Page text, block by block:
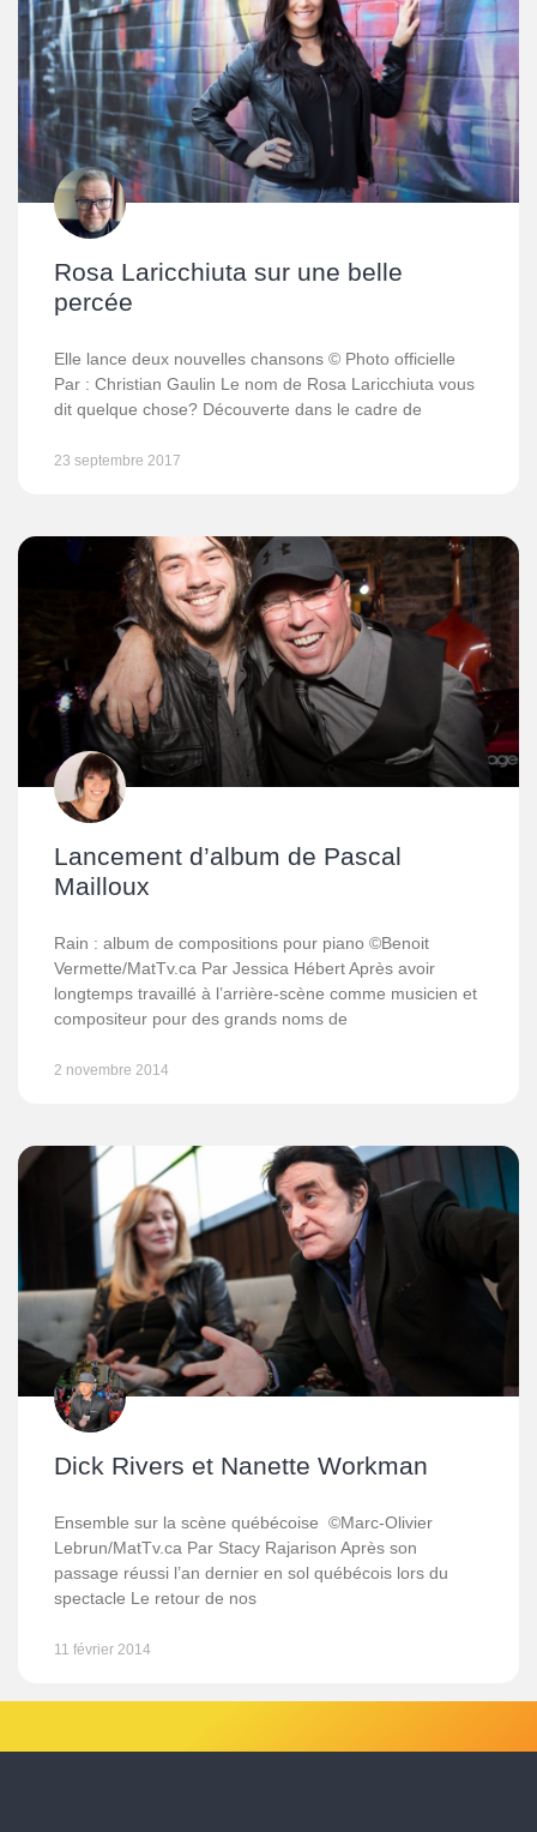
Rosa Laricchiuta sur une belle
percée
Elle lance deux nouvelles chansons © Photo officielle
Par : Christian Gaulin Le nom de Rosa Laricchiuta vous
dit quelque chose? Découverte dans le cadre de
23 septembre 2017
Lancement d’album de Pascal
Mailloux
Rain : album de compositions pour piano ©Benoit
Vermette/MatTv.ca Par Jessica Hébert Après avoir
longtemps travaillé à l’arrière-scène comme musicien et
compositeur pour des grands noms de
2 novembre 2014
Dick Rivers et Nanette Workman
Ensemble sur la scène québécoise ©Marc-Olivier
Lebrun/MatTv.ca Par Stacy Rajarison Après son
passage réussi l’an dernier en sol québécois lors du
spectacle Le retour de nos
11 février 2014